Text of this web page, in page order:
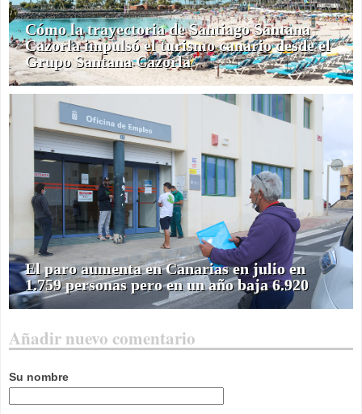
Cómo la trayectoria de Santiago Santana
Cazorla impulsó el turismo canario desde el
Grupo Santana Cazorla
El paro aumenta en Canarias en julio en
1.759 personas pero en un año baja 6.920
Añadir nuevo comentario
Su nombre